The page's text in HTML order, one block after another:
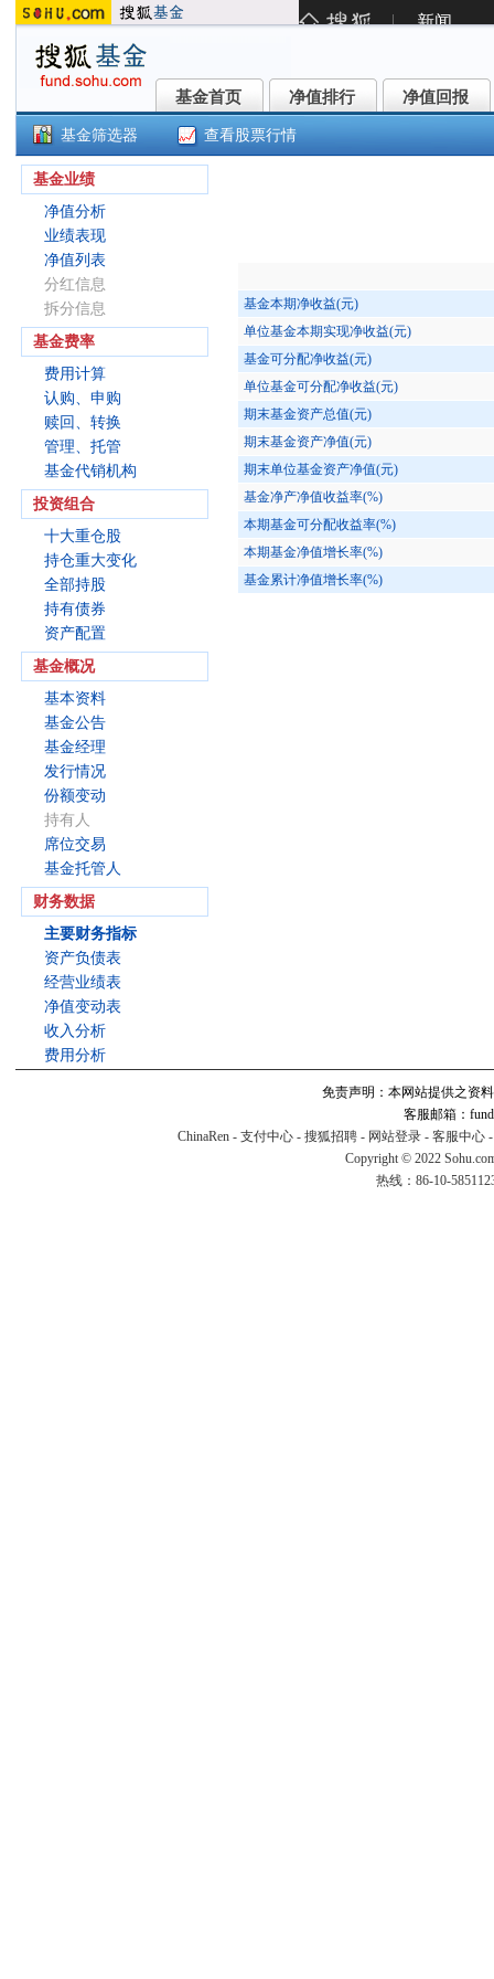
基金首页
基金首页 净值排行
净值排行 净值回报
净值回报
基金筛选器 查看股票行情
基金业绩
净值分析
业绩表现
净值列表
分红信息
拆分信息
基金费率
费用计算
认购、申购
赎回、转换
管理、托管
基金代销机构
投资组合
十大重仓股
持仓重大变化
全部持股
持有债券
资产配置
基金概况
基本资料
基金公告
基金经理
发行情况
份额变动
持有人
席位交易
基金托管人
财务数据
主要财务指标
资产负债表
经营业绩表
净值变动表
收入分析
费用分析
基金本期净收益(元)
单位基金本期实现净收益(元)
基金可分配净收益(元)
单位基金可分配净收益(元)
期末基金资产总值(元)
期末基金资产净值(元)
期末单位基金资产净值(元)
基金净产净值收益率(%)
本期基金可分配收益率(%)
本期基金净值增长率(%)
基金累计净值增长率(%)
免责声明：本网站提供之资
客服邮箱：
ChinaRen - 支付中心 - 搜狐招聘 - 网站登录 - 客服中心
Copyright © 2022
热线：86-10-